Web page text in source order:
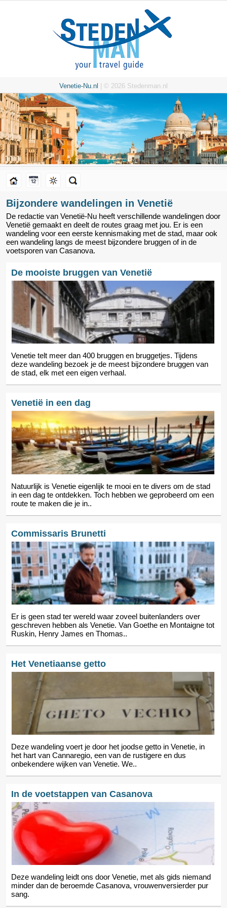
Venetie-Nu.nl | © 2026 Stedenman.nl
Bijzondere wandelingen in Venetië
De redactie van Venetië-Nu heeft verschillende wandelingen door
Venetië gemaakt en deelt de routes graag met jou. Er is een
wandeling voor een eerste kennismaking met de stad, maar ook
een wandeling langs de meest bijzondere bruggen of in de
voetsporen van Casanova.
De mooiste bruggen van Venetië
Venetie telt meer dan 400 bruggen en bruggetjes. Tijdens
deze wandeling bezoek je de meest bijzondere bruggen van
de stad, elk met een eigen verhaal.
Venetië in een dag
Natuurlijk is Venetie eigenlijk te mooi en te divers om de stad
in een dag te ontdekken. Toch hebben we geprobeerd om een
route te maken die je in..
Commissaris Brunetti
Er is geen stad ter wereld waar zoveel buitenlanders over
geschreven hebben als Venetie. Van Goethe en Montaigne tot
Ruskin, Henry James en Thomas..
Het Venetiaanse getto
Deze wandeling voert je door het joodse getto in Venetie, in
het hart van Cannaregio, een van de rustigere en dus
onbekendere wijken van Venetie. We..
In de voetstappen van Casanova
Deze wandeling leidt ons door Venetie, met als gids niemand
minder dan de beroemde Casanova, vrouwenversierder pur
sang.